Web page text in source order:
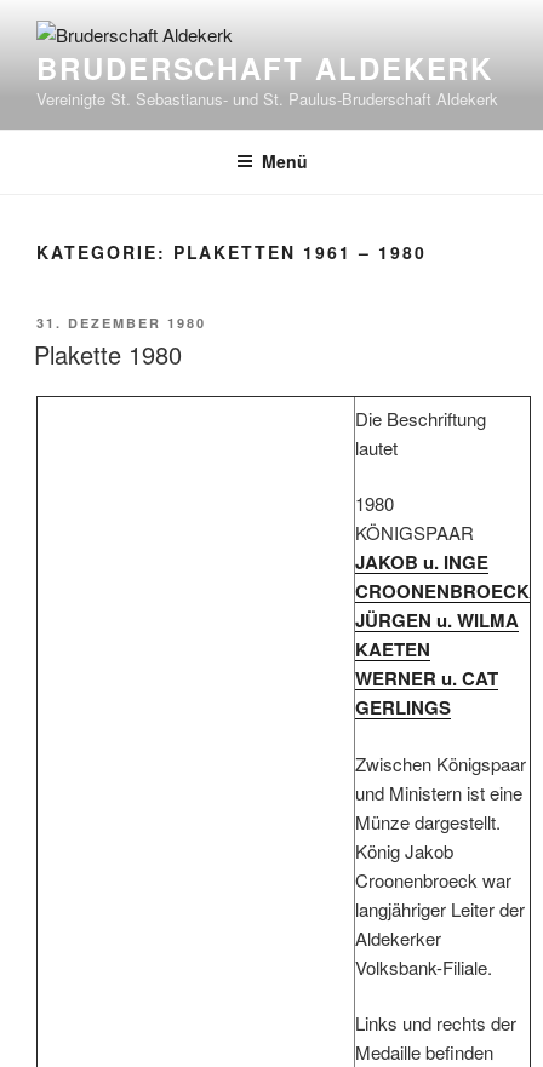
Inhalt
springenBRUDERSCHAFT ALDEKERK
Vereinigte St. Sebastianus- und St. Paulus-Bruderschaft Aldekerk
Menü
KATEGORIE: PLAKETTEN 1961 – 1980
VERÖFFENTLICHT
AM
31. DEZEMBER 1980
Plakette 1980
Die Beschriftung
lautet
1980
KÖNIGSPAAR
JAKOB u. INGE
CROONENBROECK
JÜRGEN u. WILMA
KAETEN
WERNER u. CAT
GERLINGS
Zwischen Königspaar
und Ministern ist eine
Münze dargestellt.
König Jakob
Croonenbroeck war
langjähriger Leiter der
Aldekerker
Volksbank-Filiale.
Links und rechts der
Medaille befinden